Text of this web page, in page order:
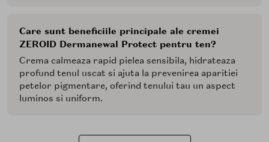
Care sunt beneficiile principale ale cremei
ZEROID Dermanewal Protect pentru ten?
Crema calmeaza rapid pielea sensibila, hidrateaza
profund tenul uscat si ajuta la prevenirea aparitiei
petelor pigmentare, oferind tenului tau un aspect
luminos si uniform.